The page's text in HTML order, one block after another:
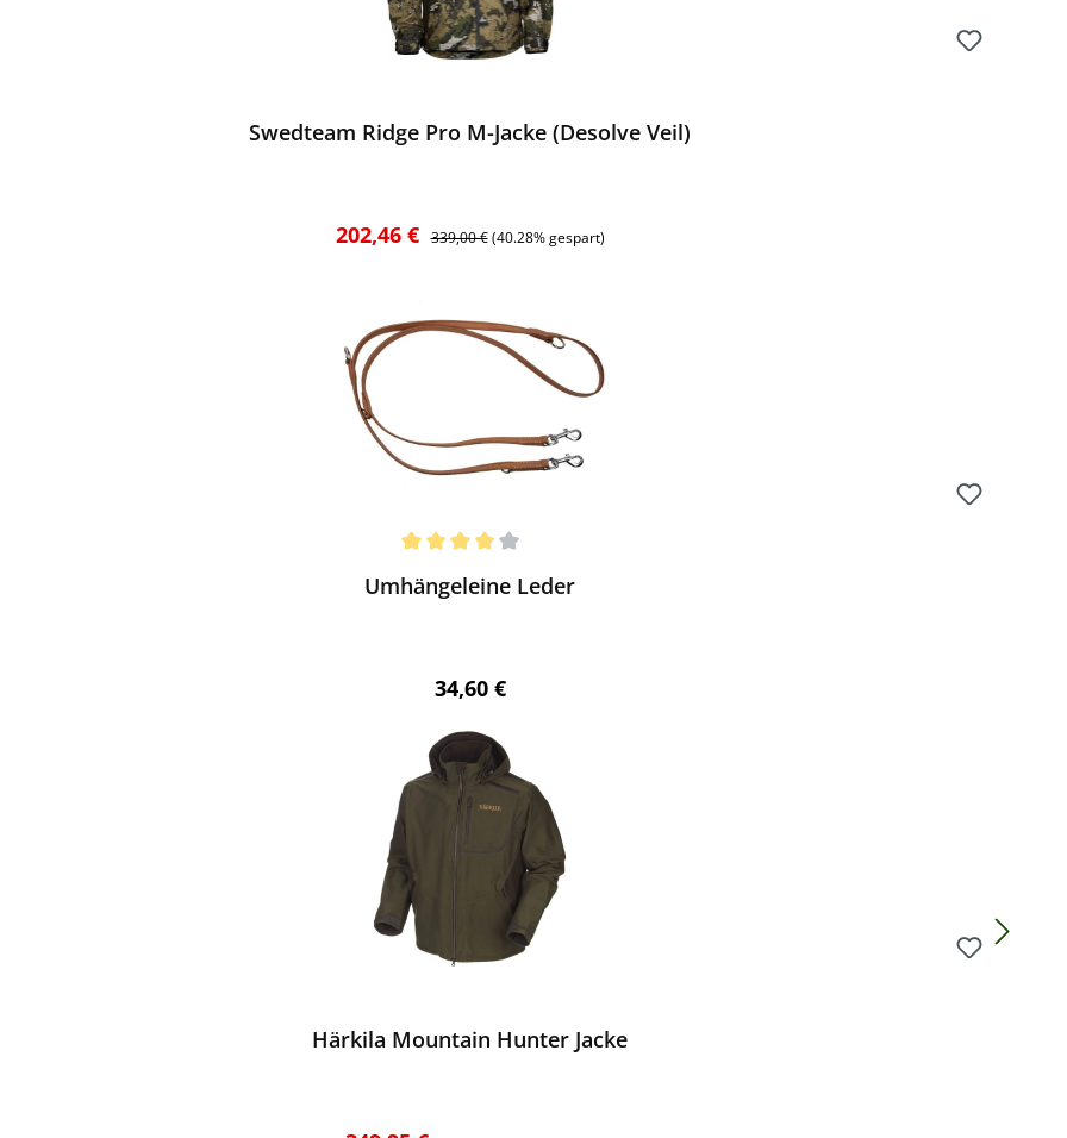
Swedteam Ridge Pro M-Jacke (Desolve Veil)
Verkaufspreis:
202,46 € Regulärer Preis:
339,00 € (40.28% gespart)
Umhängeleine Leder
Regulärer Preis:
34,60 €
Härkila Mountain Hunter Jacke